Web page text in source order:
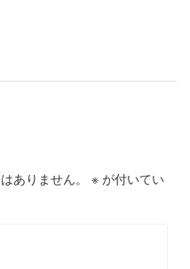
ありません。 ※ が付いてい